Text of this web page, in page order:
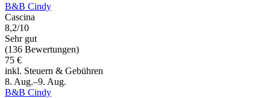
B&B Cindy
Cascina
8,2/10
Sehr gut
(136 Bewertungen)
75 €
inkl. Steuern & Gebühren
8. Aug.–9. Aug.
B&B Cindy